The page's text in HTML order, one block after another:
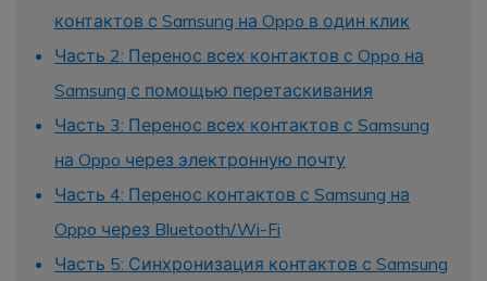
Переносите музыкальные
сервиса на другой.
Приложение
Mutsapper
Передавайте данные WhatsApp &
WhatsApp Business без сброса
контактов с Samsung на Oppo в один клик
Часть 2: Перенос всех контактов с Oppo на
Samsung с помощью перетаскивания
Часть 3: Перенос всех контактов с Samsung
на Oppo через электронную почту
Часть 4: Перенос контактов с Samsung на
Oppo через Bluetooth/Wi-Fi
Часть 5: Синхронизация контактов с Samsung